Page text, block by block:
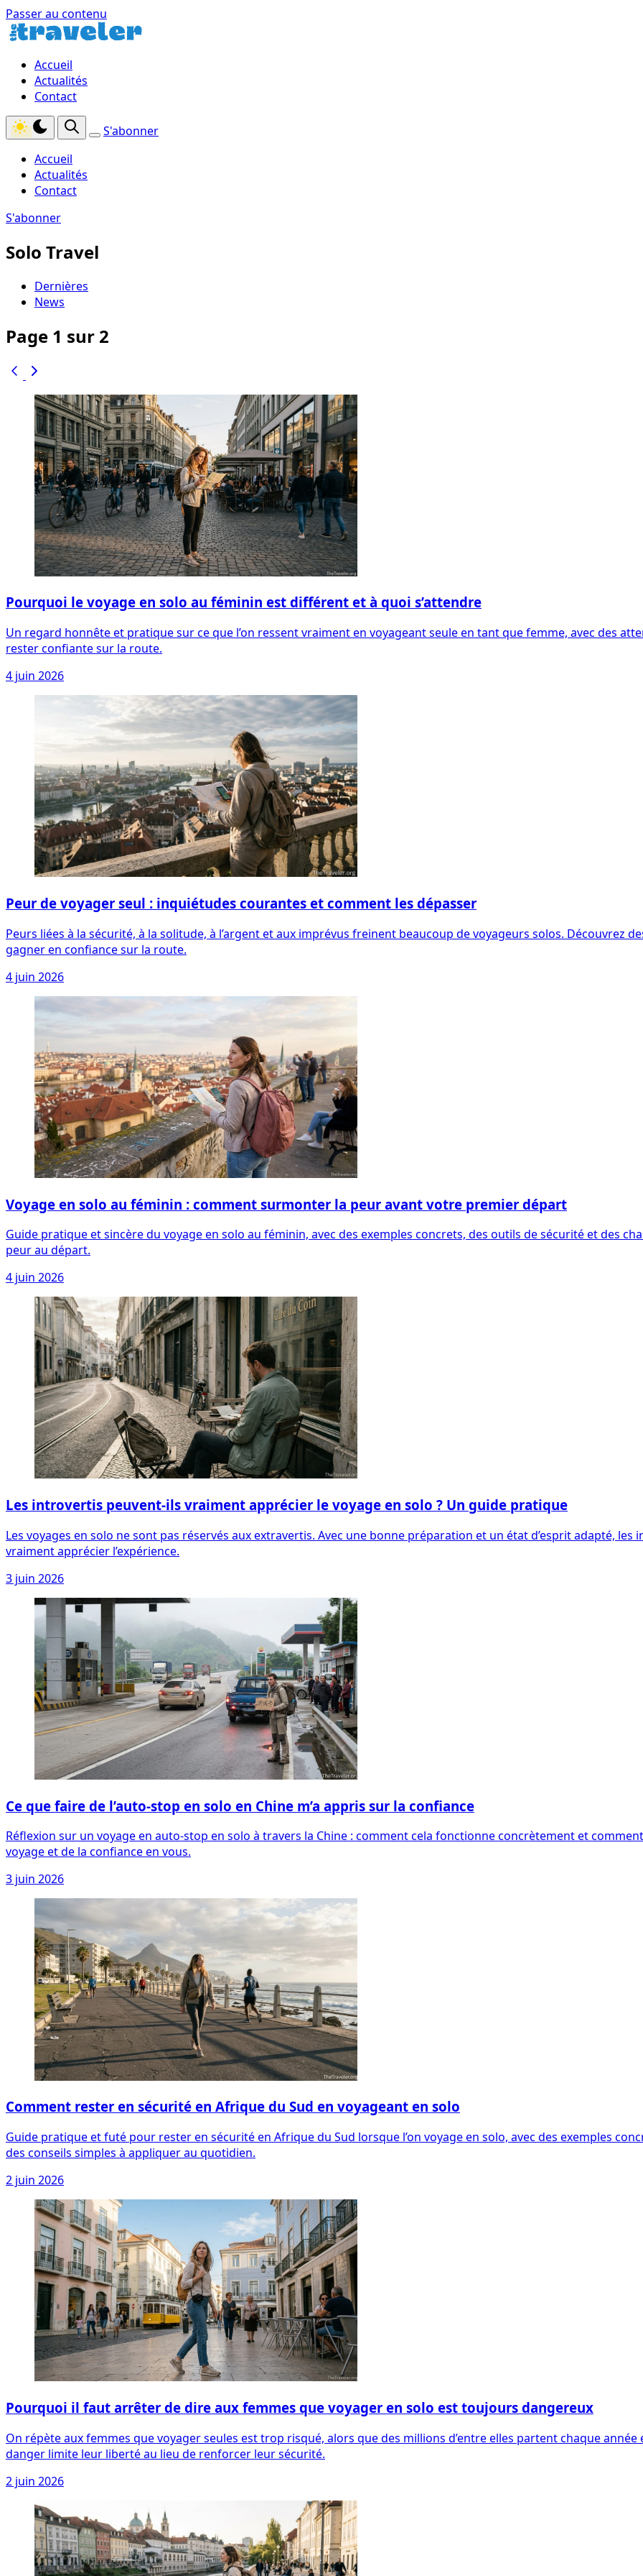
Passer au contenu
Accueil
Actualités
Contact
S'abonner
Accueil
Actualités
Contact
S'abonner
Solo Travel
Dernières
News
Page 1 sur 2
Pourquoi le voyage en solo au féminin est différent et à quoi s’attendre
Un regard honnête et pratique sur ce que l’on ressent vraiment en voyageant seule en tant que femme, avec des
rester confiante sur la route.
4 juin 2026
Peur de voyager seul : inquiétudes courantes et comment les dépasser
Peurs liées à la sécurité, à la solitude, à l’argent et aux imprévus freinent beaucoup de voyageurs solos. Découvrez
gagner en confiance sur la route.
4 juin 2026
Voyage en solo au féminin : comment surmonter la peur avant votre premier départ
Guide pratique et sincère du voyage en solo au féminin, avec des exemples concrets, des outils de sécurité et des
peur au départ.
4 juin 2026
Les introvertis peuvent-ils vraiment apprécier le voyage en solo ? Un guide pratique
Les voyages en solo ne sont pas réservés aux extravertis. Avec une bonne préparation et un état d’esprit adapté,
vraiment apprécier l’expérience.
3 juin 2026
Ce que faire de l’auto-stop en solo en Chine m’a appris sur la confiance
Réflexion sur un voyage en auto-stop en solo à travers la Chine : comment cela fonctionne concrètement et
voyage et de la confiance en vous.
3 juin 2026
Comment rester en sécurité en Afrique du Sud en voyageant en solo
Guide pratique et futé pour rester en sécurité en Afrique du Sud lorsque l’on voyage en solo, avec des exemples
des conseils simples à appliquer au quotidien.
2 juin 2026
Pourquoi il faut arrêter de dire aux femmes que voyager en solo est toujours dangereux
On répète aux femmes que voyager seules est trop risqué, alors que des millions d’entre elles partent chaque
danger limite leur liberté au lieu de renforcer leur sécurité.
2 juin 2026